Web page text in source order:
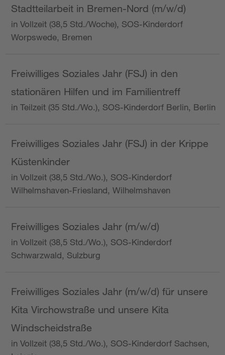
Stadtteilarbeit in Bremen-Nord (m/w/d)
in Vollzeit (38,5 Std./Woche), SOS-Kinderdorf
Worpswede, Bremen
Freiwilliges Soziales Jahr (FSJ) in den
stationären Hilfen und im Familientreff
in Teilzeit (35 Std./Wo.), SOS-Kinderdorf Berlin, Berlin
Freiwilliges Soziales Jahr (FSJ) in der Krippe
Küstenkinder
in Vollzeit (38,5 Std./Wo.), SOS-Kinderdorf
Wilhelmshaven-Friesland, Wilhelmshaven
Freiwilliges Soziales Jahr (m/w/d)
in Vollzeit (38,5 Std./Wo.), SOS-Kinderdorf
Schwarzwald, Sulzburg
Freiwilliges Soziales Jahr (m/w/d) für unsere
Kita Virchowstraße und unsere Kita
Windscheidstraße
in Vollzeit (38,5 Std./Wo.), SOS-Kinderdorf Sachsen,